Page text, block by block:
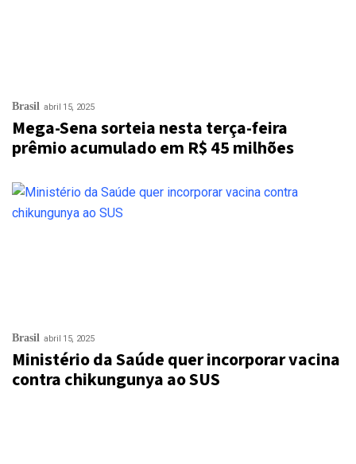
Brasil abril 15, 2025
Mega-Sena sorteia nesta terça-feira
prêmio acumulado em R$ 45 milhões
Brasil abril 15, 2025
Ministério da Saúde quer incorporar vacina
contra chikungunya ao SUS